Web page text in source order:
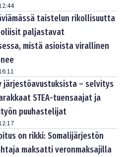
taistelun rikollisuutta
paljastavat
mistä asioista virallinen
järjestöavustuksista – selvitys
STEA-tuensaajat ja
puuhastelijat
on rikki: Somalijärjestön
maksatti veronmaksajilla